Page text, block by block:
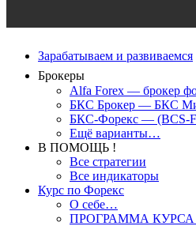
Зарабатываем и развиваемся
Брокеры
Alfa Forex — брокер
БКС Брокер — БКС
БКС-Форекс — (BCS-
Ещё варианты…
В ПОМОЩЬ !
Все стратегии
Все индикаторы
Курс по Форекс
О себе…
ПРОГРАММА КУРСА